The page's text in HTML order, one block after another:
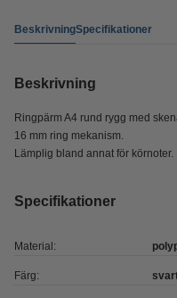
BeskrivningSpecifikationer
Beskrivning
Ringpärm A4 rund rygg med
16 mm ring mekanism.
Lämplig bland annat för körnoter.
Specifikationer
Material:
Färg: